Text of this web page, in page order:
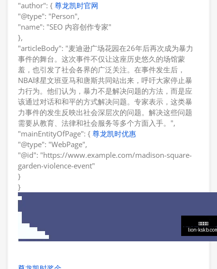
"author": { 尊龙凯时官网
"@type": "Person",
"name": "SEO 内容创作专家"
},
"articleBody": "麦迪逊广场花园在26年后再次成为暴力
事件的舞台。这次事件不仅让这座历史悠久的场馆蒙
羞，也引发了社会各界的广泛关注。在事件发生后，
NBA球星文班亚马和唐斯共同站出来，呼吁大家停止暴
力行为。他们认为，暴力不是解决问题的方法，而是应
该通过对话和和平的方式解决问题。专家表示，这类暴
力事件的发生反映出社会深层次的问题。解决这些问题
需要从教育、法律和社会服务等多个方面入手。",
"mainEntityOfPage": { 尊龙凯时优惠
"@type": "WebPage",
"@id": "https://www.example.com/madison-square-
garden-violence-event"
}
}